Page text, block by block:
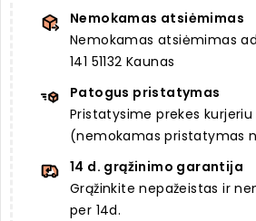
Nemokamas atsiėmimas
Nemokamas atsiėmimas
141 51132 Kaunas
Patogus pristatymas
Pristatysime prekes
(nemokamas pristatymas
14 d. grąžinimo garantija
Grąžinkite nepažeistas ir
per 14d.